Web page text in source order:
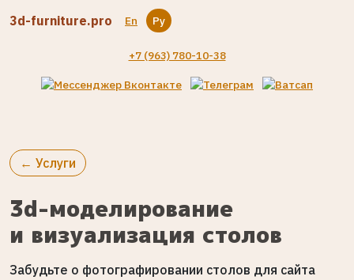
3d-furniture.pro En Ру
+7 (963) 780-10-38
← Услуги
3d-моделирование
и визуализация столов
Забудьте о фотографировании столов для сайта